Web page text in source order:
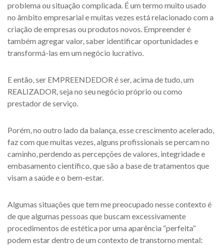
problema ou situação complicada. É um termo muito usado
no âmbito empresarial e muitas vezes está relacionado com a
criação de empresas ou produtos novos. Empreender é
também agregar valor, saber identificar oportunidades e
transformá-las em um negócio lucrativo.
E então, ser EMPREENDEDOR é ser, acima de tudo, um
REALIZADOR, seja no seu negócio próprio ou como
prestador de serviço.
Porém, no outro lado da balança, esse crescimento acelerado,
faz com que muitas vezes, alguns profissionais se percam no
caminho, perdendo as percepções de valores, integridade e
embasamento científico, que são a base de tratamentos que
visam a saúde e o bem-estar.
Algumas situações que tem me preocupado nesse contexto é
de que algumas pessoas que buscam excessivamente
procedimentos de estética por uma aparência “perfeita”
podem estar dentro de um contexto de transtorno mental: